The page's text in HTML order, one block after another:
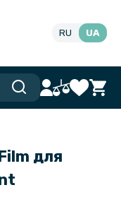
RU UA
для